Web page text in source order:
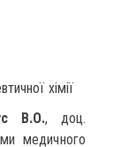
хімії
В.О., доц.
медичного